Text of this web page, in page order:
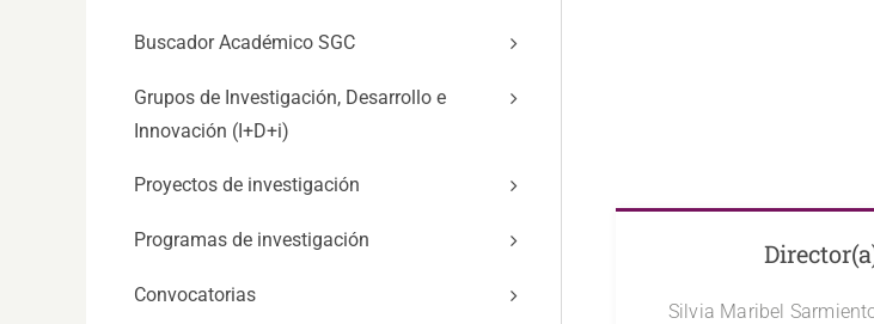
Buscador Académico SGC
Grupos de Investigación, Desarrollo e
Innovación (I+D+i)
Proyectos de investigación
Programas de investigación
Convocatorias
Silvia Maribel